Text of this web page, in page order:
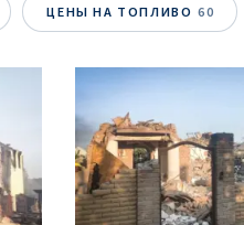
ЦЕНЫ НА ТОПЛИВО 60